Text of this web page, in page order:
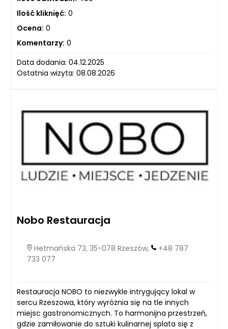
Ilość kliknięć: 0
Ocena: 0
Komentarzy: 0
Data dodania: 04.12.2025
Ostatnia wizyta: 08.08.2026
Nobo Restauracja
Hetmańska 73, 35-078 Rzeszów,
+48 787
733 077
Restauracja NOBO to niezwykle intrygujący lokal w
sercu Rzeszowa, który wyróżnia się na tle innych
miejsc gastronomicznych. To harmonijna przestrzeń,
gdzie zamiłowanie do sztuki kulinarnej splata się z